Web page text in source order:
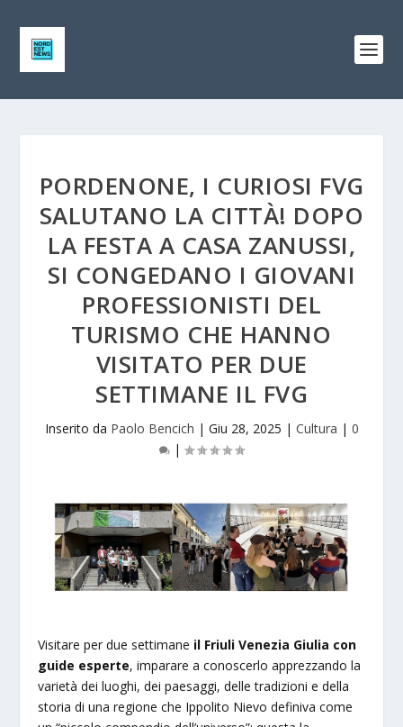
PORDENONE, I CURIOSI FVG
SALUTANO LA CITTÀ! DOPO
LA FESTA A CASA ZANUSSI,
SI CONGEDANO I GIOVANI
PROFESSIONISTI DEL
TURISMO CHE HANNO
VISITATO PER DUE
SETTIMANE IL FVG
Inserito da Paolo Bencich | Giu 28, 2025 | Cultura | 0
|
Visitare per due settimane il Friuli Venezia Giulia con
guide esperte, imparare a conoscerlo apprezzando la
varietà dei luoghi, dei paesaggi, delle tradizioni e della
storia di una regione che Ippolito Nievo definiva come